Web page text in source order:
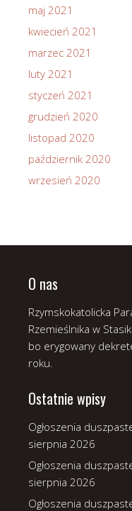
maj 2021
kwiecień 2021
marzec 2021
luty 2021
styczeń 2021
grudzień 2020
listopad 2020
październik 2020
wrzesień 2020
O nas
Rzymskokatolicka
Rzemieślnika w
bo erygowany
roku.
Ostatnie wpisy
Ogłoszenia
sierpnia 2026
Ogłoszenia
sierpnia 2026
Ogłoszenia